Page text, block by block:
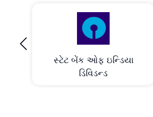
સ્ટેટ બેંક ઓફ ઇન્ડિયા
ડિવિડન્ડ
‹